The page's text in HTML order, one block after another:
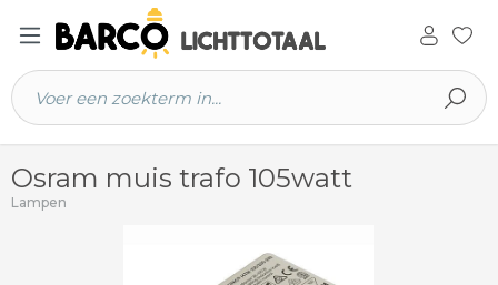
hoofdinhoud
Osram muis trafo 105watt
Lampen